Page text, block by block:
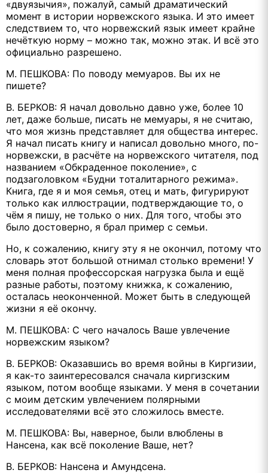
«двуязычия», пожалуй, самый драматический
момент в истории норвежского языка. И это имеет
следствием то, что норвежский язык имеет крайне
нечёткую норму – можно так, можно этак. И всё это
официально разрешено.
М. ПЕШКОВА: По поводу мемуаров. Вы их не
пишете?
В. БЕРКОВ: Я начал довольно давно уже, более 10
лет, даже больше, писать не мемуары, я не считаю,
что моя жизнь представляет для общества интерес.
Я начал писать книгу и написал довольно много, по-
норвежски, в расчёте на норвежского читателя, под
названием «Обкраденное поколение», с
подзаголовком «Будни тоталитарного режима».
Книга, где я и моя семья, отец и мать, фигурируют
только как иллюстрации, подтверждающие то, о
чём я пишу, не только о них. Для того, чтобы это
было достоверно, я брал пример с семьи.
Но, к сожалению, книгу эту я не окончил, потому что
словарь этот большой отнимал столько времени! У
меня полная профессорская нагрузка была и ещё
разные работы, поэтому книжка, к сожалению,
осталась неоконченной. Может быть в следующей
жизни я её окончу.
М. ПЕШКОВА: С чего началось Ваше увлечение
норвежским языком?
В. БЕРКОВ: Оказавшись во время войны в Киргизии,
я как-то заинтересовался сначала киргизским
языком, потом вообще языками. У меня в сочетании
с моим детским увлечением полярными
исследователями всё это сложилось вместе.
М. ПЕШКОВА: Вы, наверное, были влюблены в
Нансена, как всё поколение Ваше, нет?
В. БЕРКОВ: Нансена и Амундсена.